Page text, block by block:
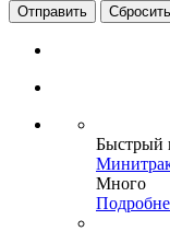
Сбросить
Быстрый
Много